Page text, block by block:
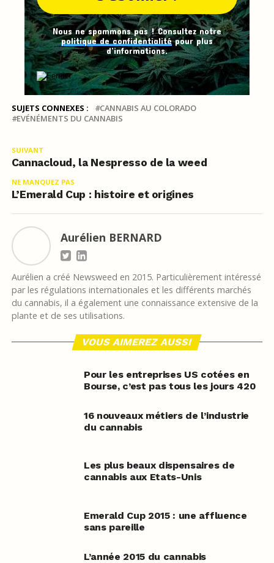
Nous ne spammons pas ! Consultez notre
politique de confidentialitépour plus
d’informations.
SUJETS CONNEXES :
CANNABIS AU COLORADO
EVÉNÉMENTS DU CANNABIS
SUIVANT
Cannacloud, la Nespresso de la weed
NE MANQUEZ PAS
L’Emerald Cup : histoire et origines
Aurélien BERNARD
Aurélien a créé Newsweed en 2015. Particulièrement intéressé
par les régulations internationales et les différents marchés
du cannabis, il a également une connaissance extensive de la
plante et de ses utilisations.
VOUS AIMEREZ AUSSI
Pour les entreprises US cotées en
Bourse, c’est pas tous les jours 420
16 nouveaux métiers de l’industrie
du cannabis
Les plus beaux dispensaires de
cannabis aux Etats-Unis
Emerald Cup 2015 : une affluence
sans pareille
L’année 2015 du cannabis